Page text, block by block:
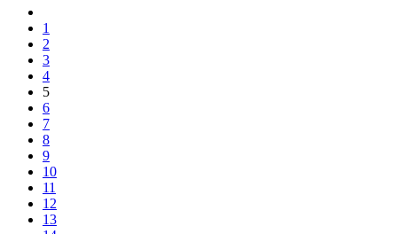
1
2
3
4
5
6
7
8
9
10
11
12
13